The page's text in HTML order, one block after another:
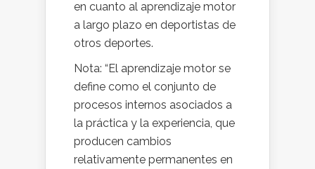
en cuanto al aprendizaje motor
a largo plazo en deportistas de
otros deportes.
Nota: “El aprendizaje motor se
define como el conjunto de
procesos internos asociados a
la práctica y la experiencia, que
producen cambios
relativamente permanentes en